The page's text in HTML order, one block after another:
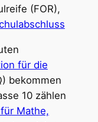
(FOR),
für die
bekommen
10 zählen
Mathe,